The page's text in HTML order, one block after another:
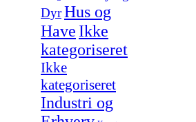
DyrHus og
Have Ikke
kategoriseret
Ikke
kategoriseret
Industri og